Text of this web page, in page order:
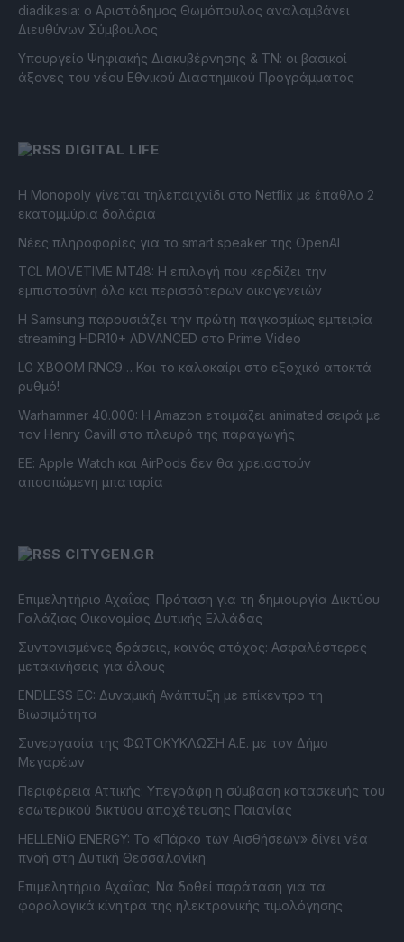
diadikasia: ο Αριστόδημος Θωμόπουλος αναλαμβάνει
Διευθύνων Σύμβουλος
Υπουργείο Ψηφιακής Διακυβέρνησης & ΤΝ: οι βασικοί
άξονες του νέου Εθνικού Διαστημικού Προγράμματος
DIGITAL LIFE
Η Monopoly γίνεται τηλεπαιχνίδι στο Netflix με έπαθλο 2
εκατομμύρια δολάρια
Νέες πληροφορίες για το smart speaker της OpenAI
TCL MOVETIME MT48: Η επιλογή που κερδίζει την
εμπιστοσύνη όλο και περισσότερων οικογενειών
Η Samsung παρουσιάζει την πρώτη παγκοσμίως εμπειρία
streaming HDR10+ ADVANCED στο Prime Video
LG XBOOM RNC9… Και το καλοκαίρι στο εξοχικό αποκτά
ρυθμό!
Warhammer 40.000: Η Amazon ετοιμάζει animated σειρά με
τον Henry Cavill στο πλευρό της παραγωγής
ΕΕ: Apple Watch και AirPods δεν θα χρειαστούν
αποσπώμενη μπαταρία
CITYGEN.GR
Επιμελητήριο Αχαΐας: Πρόταση για τη δημιουργία Δικτύου
Γαλάζιας Οικονομίας Δυτικής Ελλάδας
Συντονισμένες δράσεις, κοινός στόχος: Ασφαλέστερες
μετακινήσεις για όλους
ENDLESS EC: Δυναμική Ανάπτυξη με επίκεντρο τη
Βιωσιμότητα
Συνεργασία της ΦΩΤΟΚΥΚΛΩΣΗ Α.Ε. με τον Δήμο
Μεγαρέων
Περιφέρεια Αττικής: Υπεγράφη η σύμβαση κατασκευής του
εσωτερικού δικτύου αποχέτευσης Παιανίας
HELLENiQ ENERGY: Το «Πάρκο των Αισθήσεων» δίνει νέα
πνοή στη Δυτική Θεσσαλονίκη
Επιμελητήριο Αχαΐας: Να δοθεί παράταση για τα
φορολογικά κίνητρα της ηλεκτρονικής τιμολόγησης